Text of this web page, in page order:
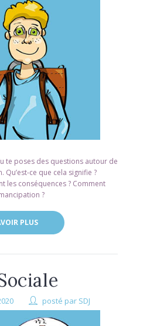
te poses des questions autour de
Qu’est-ce que cela signifie ?
les conséquences ? Comment
?
PLUS
posté par SDJ